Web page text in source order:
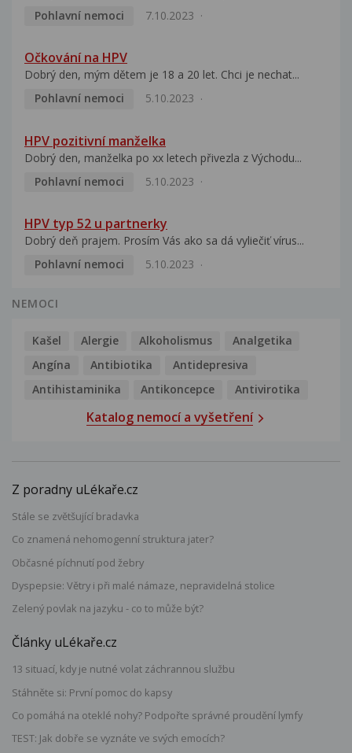
Pohlavní nemoci
7.10.2023
Očkování na HPV
Dobrý den, mým dětem je 18 a 20 let. Chci je nechat...
Pohlavní nemoci
5.10.2023
HPV pozitivní manželka
Dobrý den, manželka po xx letech přivezla z Východu...
Pohlavní nemoci
5.10.2023
HPV typ 52 u partnerky
Dobrý deň prajem. Prosím Vás ako sa dá vyliečiť vírus...
Pohlavní nemoci
5.10.2023
NEMOCI
Kašel Alergie Alkoholismus
Analgetika
Angína
Antibiotika
Antidepresiva
Antihistaminika
Antikoncepce Antivirotika
Katalog nemocí a vyšetření
Z poradny uLékaře.cz
Stále se zvětšující bradavka
Co znamená nehomogenní struktura jater?
Občasné píchnutí pod žebry
Dyspepsie: Větry i při malé námaze, nepravidelná stolice
Zelený povlak na jazyku - co to může být?
Články uLékaře.cz
13 situací, kdy je nutné volat záchrannou službu
Stáhněte si: První pomoc do kapsy
Co pomáhá na oteklé nohy? Podpořte správné proudění lymfy
TEST: Jak dobře se vyznáte ve svých emocích?